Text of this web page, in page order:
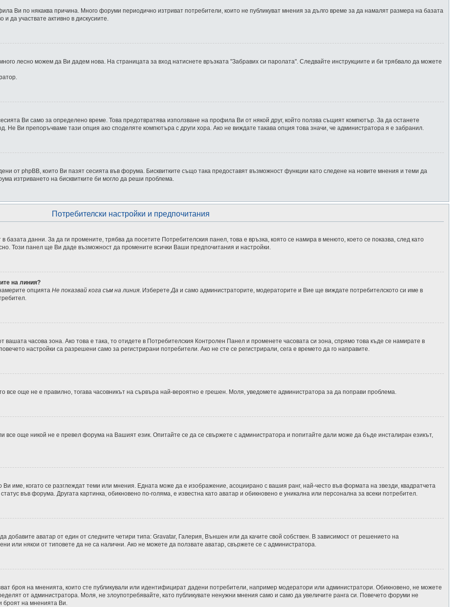
Ви по някаква причина. Много форуми периодично изтриват потребители, които не публикуват мнения за дълго време за да намалят размера на базата
да участвате активно в дискусиите.
лесно можем да Ви дадем нова. На страницата за вход натиснете връзката "Забравих си паролата". Следвайте инструкциите и би трябвало да можете
Ви само за определено време. Това предотвратява използване на профила Ви от някой друг, който ползва същият компютър. За да останете
Не Ви препоръчваме тази опция ако споделяте компютъра с други хора. Ако не виждате такава опция това значи, че администратора я е забранил.
от phpBB, които Ви пазят сесията във форума. Бисквитките също така предоставят възможност функции като следене на новите мнения и теми да
изтриването на бисквитките би могло да реши проблема.
Потребителски настройки и предпочитания
базата данни. За да ги промените, трябва да посетите Потребителския панел, това е връзка, която се намира в менюто, което се показва, след като
Този панел ще Ви даде възможност да промените всички Ваши предпочитания и настройки.
на линия?
опцията Не показвай кога съм на линия . Изберете Да и само администраторите, модераторите и Вие ще виждате потребителското си име в
часова зона. Ако това е така, то отидете в Потребителския Контролен Панел и променете часовата си зона, спрямо това къде се намирате в
настройки са разрешени само за регистрирани потребители. Ако не сте се регистрирали, сега е времето да го направите.
все още не е правилно, тогава часовникът на сървъра най-вероятно е грешен. Моля, уведомете администратора за да поправи проблема.
все още никой не е превел форума на Вашият език. Опитайте се да се свържете с администратора и попитайте дали може да бъде инсталиран езикът,
Ви име, когато се разглеждат теми или мнения. Едната може да е изображение, асоциирано с вашия ранг, най-често във формата на звезди, квадратчета
във форума. Другата картинка, обикновено по-голяма, е известна като аватар и обикновено е уникална или персонална за всеки потребител.
добавите аватар от един от следните четири типа: Gravatar, Галерия, Външен или да качите свой собствен. В зависимост от решението на
или някои от типовете да не са налични. Ако не можете да ползвате аватар, свържете се с администратора.
броя на мненията, които сте публикували или идентифицират дадени потребители, например модератори или администратори. Обикновено, не можете
от администратора. Моля, не злоупотребявайте, като публикувате ненужни мнения само и само да увеличите ранга си. Повечето форуми не
на мненията Ви.